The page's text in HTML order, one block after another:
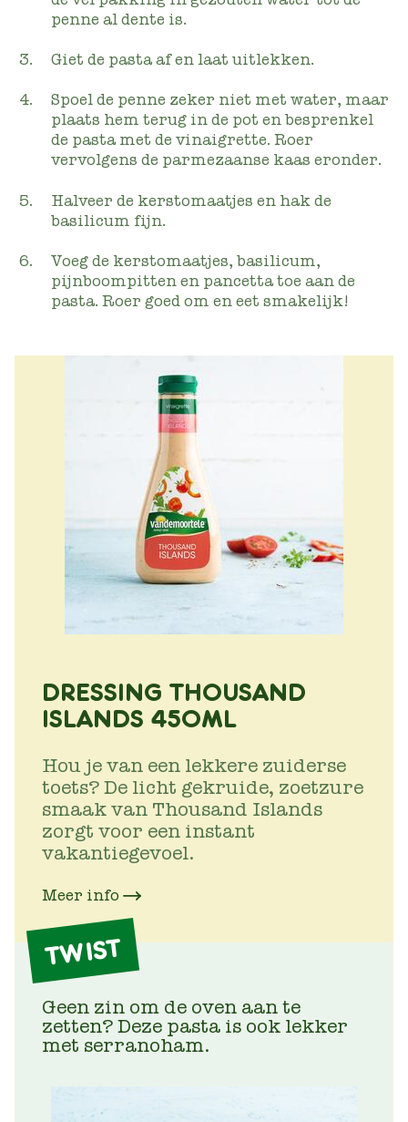
penne al dente is.
Giet de pasta af en laat uitlekken.
Spoel de penne zeker niet met water, maar
plaats hem terug in de pot en besprenkel
de pasta met de vinaigrette. Roer
vervolgens de parmezaanse kaas eronder.
Halveer de kerstomaatjes en hak de
basilicum fijn.
Voeg de kerstomaatjes, basilicum,
pijnboompitten en pancetta toe aan de
pasta. Roer goed om en eet smakelijk!
DRESSING THOUSAND
ISLANDS 450ML
Hou je van een lekkere zuiderse
toets? De licht gekruide, zoetzure
smaak van Thousand Islands
zorgt voor een instant
vakantiegevoel.
Meer info
TWIST
Geen zin om de oven aan te
zetten? Deze pasta is ook lekker
met serranoham.